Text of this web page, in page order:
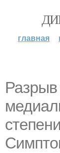
главная
Разрыв